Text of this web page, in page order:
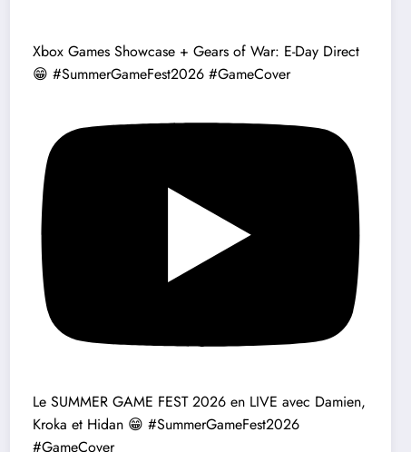
Xbox Games Showcase + Gears of War: E-Day Direct
😁 #SummerGameFest2026 #GameCover
Le SUMMER GAME FEST 2026 en LIVE avec Damien,
Kroka et Hidan 😁 #SummerGameFest2026
#GameCover